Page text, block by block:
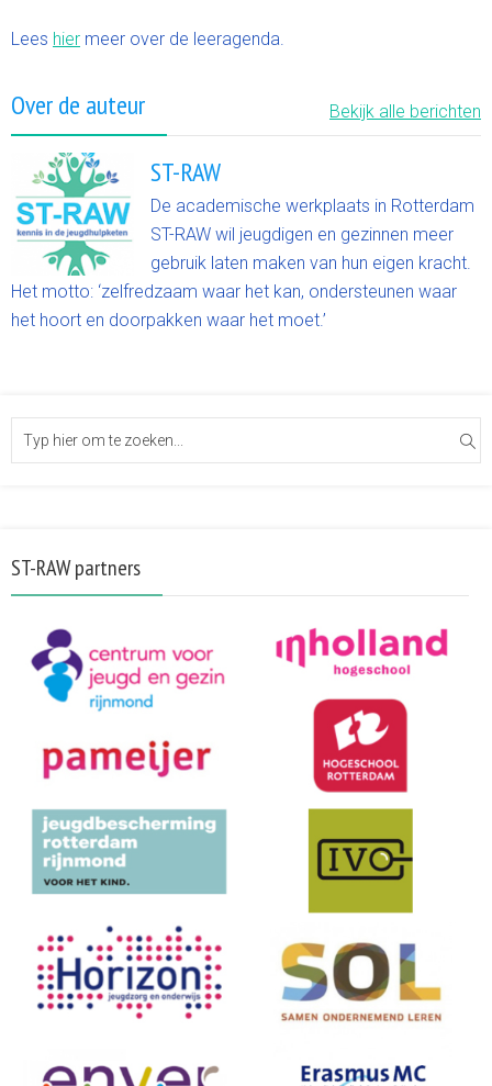
Lees hier meer over de leeragenda.
Over de auteur Bekijk alle berichten
ST-RAW
De academische werkplaats in Rotterdam
ST-RAW wil jeugdigen en gezinnen meer
gebruik laten maken van hun eigen kracht.
Het motto: ‘zelfredzaam waar het kan, ondersteunen waar
het hoort en doorpakken waar het moet.’
ST-RAW partners